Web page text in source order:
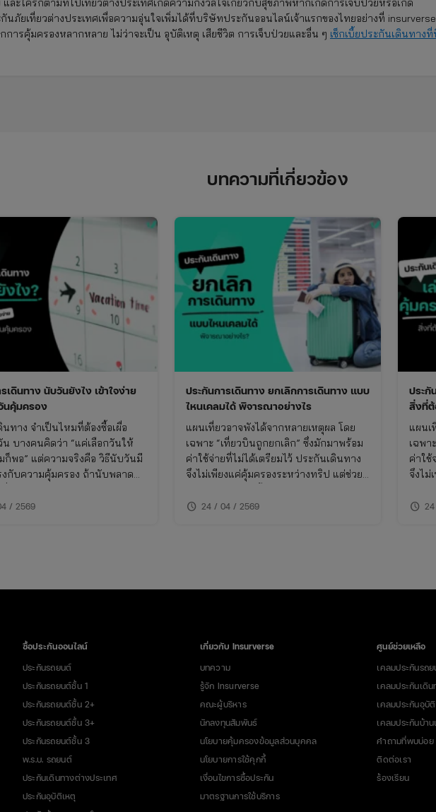
ละใครก็ตามที่ไปเที่ยวต่างประเทศเกิดความกังวลใจเกี่ยวกับสุขภาพหากเกิดการเจ็บป่วยหรือเกิด
นภัยเที่ยวต่างประเทศเพื่อความอุ่นใจเพิ่มได้ที่บริษัทประกันออนไลน์เจ้าแรกของไทยอย่างที่ insurverse
การคุ้มครองหลากหลาย ไม่ว่าจะเป็น อุบัติเหตุ เสียชีวิต การเจ็บป่วยและอื่น ๆ เช็กเบี้ยประกันเดินทางที่
บทความที่เกี่ยวข้อง
เดินทาง นับวันยังไง เข้าใจง่าย
นคุ้มครอง
ทาง จำเป็นไหมที่ต้องซื้อเผื่อ
น บางคนคิดว่า “แค่เลือกวันให้
ก็พอ” แต่ความจริงคือ วิธีนับวันมี
งกับความคุ้มครอง ถ้านับพลาด
จะพาเข้าใจแบบชัด ๆ ว่า ประกัน
/ 2569
ประกันการเดินทาง ยกเลิกการเดินทาง แบบ
ไหนเคลมได้ พิจารณาอย่างไร
แผนเที่ยวอาจพังได้จากหลายเหตุผล โดย
เฉพาะ “เที่ยวบินถูกยกเลิก” ซึ่งมักมาพร้อม
ค่าใช้จ่ายที่ไม่ได้เตรียมไว้ ประกันเดินทาง
จึงไม่เพียงแค่คุ้มครองระหว่างทริป แต่ช่วย
ประกันยกเลิกการเดินทางให้อุ่นใจ
schedule 24 / 04 / 2569
ประกั
สิ่งที่
แผนเ
เฉพา
ค่าใช้
จึงไม่
ประ
schedule
ซื้อประกันออนไลน์
ประกันรถยนต์
ประกันรถยนต์ชั้น 1
ประกันรถยนต์ชั้น 2+
ประกันรถยนต์ชั้น 3+
ประกันรถยนต์ชั้น 3
พ.ร.บ. รถยนต์
ประกันเดินทางต่างประเทศ
ประกันอุบัติเหตุ
เกี่ยวกับ Insurverse
บทความ
รู้จัก Insurverse
คณะผู้บริหาร
นักลงทุนสัมพันธ์
นโยบายคุ้มครองข้อมูลส่วนบุคคล
นโยบายการใช้คุกกี้
เงื่อนไขการซื้อประกัน
มาตรฐานการใช้บริการ
ศูนย์ช่วยเหลือ
เคลมประกันรถ
เคลมประกันเดิ
เคลมประกันอุบั
เคลมประกันบ้า
คำถามที่พบบ่อย
ติดต่อเรา
ร้องเรียน